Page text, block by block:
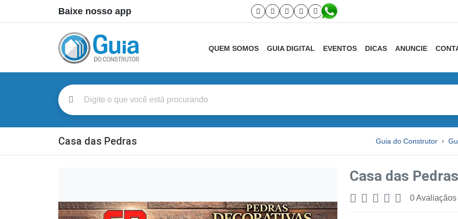
Baixe nosso app
QUEM SOMOS GUIA DIGITAL EVENTOS DICAS ANUNCIE
Casa das Pedras Guia do Construtor
Casa das Pedras
0 Avaliaçãos